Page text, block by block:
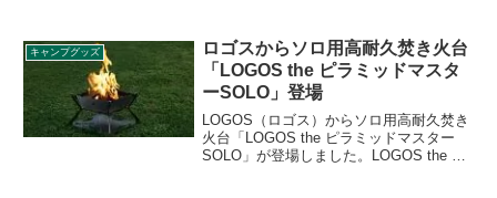
鏡やキャンバスなどの自然観察セットが
すっぽり収まるコンテナです。詳細をレ
ビューします。
キャンプグッズ
ロゴスからソロ用高耐久焚き火台
「LOGOS the ピラミッドマスタ
ーSOLO」登場
LOGOS（ロゴス）からソロ用高耐久焚き
火台「LOGOS the ピラミッドマスター
SOLO」が登場しました。LOGOS the ピ